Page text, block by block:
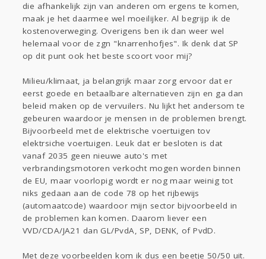
die afhankelijk zijn van anderen om ergens te komen,
maak je het daarmee wel moeilijker. Al begrijp ik de
kostenoverweging. Overigens ben ik dan weer wel
helemaal voor de zgn "knarrenhofjes". Ik denk dat SP
op dit punt ook het beste scoort voor mij?
Milieu/klimaat, ja belangrijk maar zorg ervoor dat er
eerst goede en betaalbare alternatieven zijn en ga dan
beleid maken op de vervuilers. Nu lijkt het andersom te
gebeuren waardoor je mensen in de problemen brengt.
Bijvoorbeeld met de elektrische voertuigen tov
elektrsiche voertuigen. Leuk dat er besloten is dat
vanaf 2035 geen nieuwe auto's met
verbrandingsmotoren verkocht mogen worden binnen
de EU, maar voorlopig wordt er nog maar weinig tot
niks gedaan aan de code 78 op het rijbewijs
(automaatcode) waardoor mijn sector bijvoorbeeld in
de problemen kan komen. Daarom liever een
VVD/CDA/JA21 dan GL/PvdA, SP, DENK, of PvdD.
Met deze voorbeelden kom ik dus een beetje 50/50 uit.